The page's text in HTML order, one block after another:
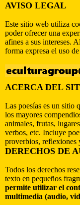
AVISO LEGAL
Este sitio web utiliza
poder ofrecer una
afines a sus intereses.
forma expresa el uso
ACERCA DEL
Las poesías es un sitio
los mayores
animales, frutas,
verbos, etc. Incluye
proverbios, reflexiones
DERECHOS DE
Todos los derechos
texto en pequeños
permite utilizar el
multimedia (audio,